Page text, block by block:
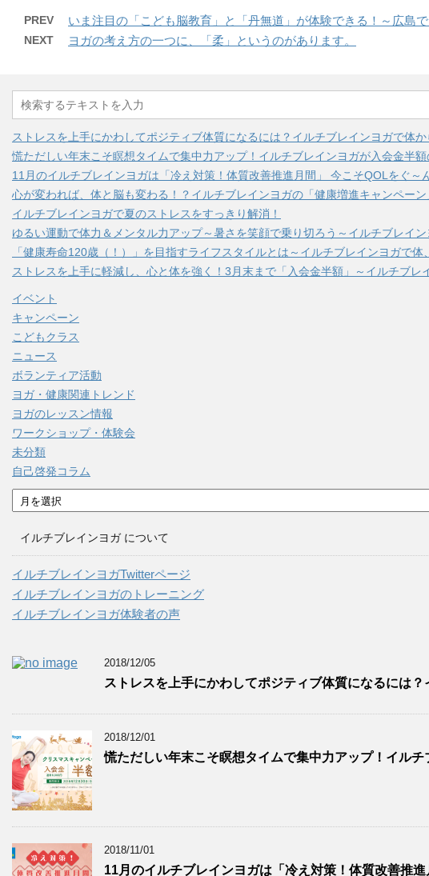
PREV いま注目の「こども脳教育」と「丹無道」が体験できる！～広島
NEXT ヨガの考え方の一つに、「柔」というのがあります。
ストレスを上手にかわしてポジティブ体質になるには？イルチブレインヨガで体か
慌ただしい年末こそ瞑想タイムで集中力アップ！イルチブレインヨガが入会金半額
11月のイルチブレインヨガは「冷え対策！体質改善推進月間」 今こそQOLをぐ～
心が変われば、体と脳も変わる！？イルチブレインヨガの「健康増進キャンペー
イルチブレインヨガで夏のストレスをすっきり解消！
ゆるい運動で体力＆メンタル力アップ～暑さを笑顔で乗り切ろう～イルチブレイ
「健康寿命120歳（！）」を目指すライフスタイルとは～イルチブレインヨガで体
ストレスを上手に軽減し、心と体を強く！3月末まで「入会金半額」～イルチブレ
イベント
キャンペーン
こどもクラス
ニュース
ボランティア活動
ヨガ・健康関連トレンド
ヨガのレッスン情報
ワークショップ・体験会
未分類
自己啓発コラム
ア
ー
イルチブレインヨガ について
イルチブレインヨガTwitterページ
イルチブレインヨガのトレーニング
イルチブレインヨガ体験者の声
2018/12/05
ストレスを上手にかわしてポジティブ体質になるには
2018/12/01
慌ただしい年末こそ瞑想タイムで集中力アップ！イル
2018/11/01
11月のイルチブレインヨガは「冷え対策！体質改善推